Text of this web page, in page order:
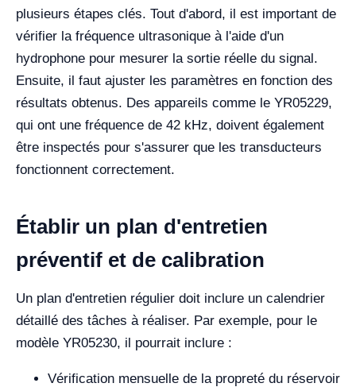
plusieurs étapes clés. Tout d'abord, il est important de
vérifier la fréquence ultrasonique à l'aide d'un
hydrophone pour mesurer la sortie réelle du signal.
Ensuite, il faut ajuster les paramètres en fonction des
résultats obtenus. Des appareils comme le YR05229,
qui ont une fréquence de 42 kHz, doivent également
être inspectés pour s'assurer que les transducteurs
fonctionnent correctement.
Établir un plan d'entretien
préventif et de calibration
Un plan d'entretien régulier doit inclure un calendrier
détaillé des tâches à réaliser. Par exemple, pour le
modèle YR05230, il pourrait inclure :
Vérification mensuelle de la propreté du réservoir